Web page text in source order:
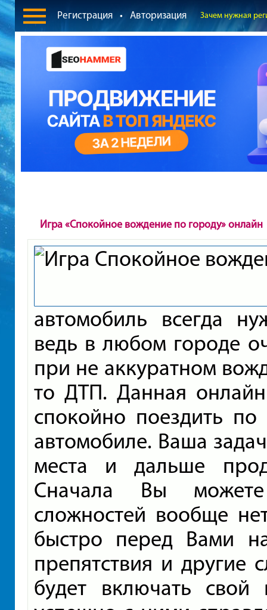
Регистрация • Авторизация Зачем нужная
Игра «Спокойное вождение по городу» онлайн
автомобиль всегда
ведь в любом городе
при не аккуратном
то ДТП. Данная
спокойно поездить
автомобиле. Ваша
места и дальше
Сначала Вы
сложностей вообще
быстро перед Вами
препятствия и другие
будет включать свой